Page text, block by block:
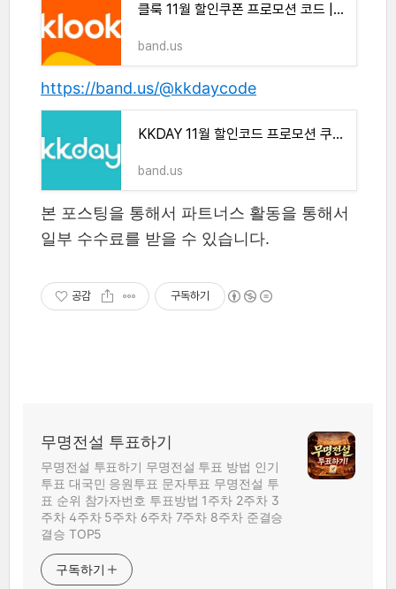
클룩 11월 할인쿠폰 프로모션 코드 | 밴드
band.us
https://band.us/@kkdaycode
KKDAY 11월 할인코드 프로모션 쿠폰 | 밴드
band.us
본 포스팅을 통해서 파트너스 활동을 통해서
일부 수수료를 받을 수 있습니다.
공감 구독하기
무명전설 투표하기
무명전설 투표하기 무명전설 투표 방법 인기
투표 대국민 응원투표 문자투표 무명전설 투
표 순위 참가자번호 투표방법 1주차 2주차 3
주차 4주차 5주차 6주차 7주차 8주차 준결승
결승 TOP5
구독하기